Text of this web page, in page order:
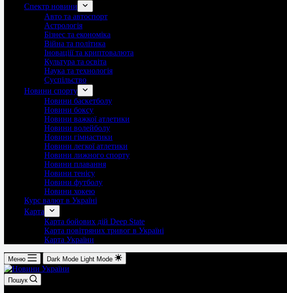
Спектр новини
Авто та автоспорт
Астрологія
Бізнес та економіка
Війна та політика
Іноваціії та криптовалюта
Культура та освіта
Наука та технологія
Суспільство
Новини спорту
Новини баскетболу
Новини боксу
Новини важкої атлетики
Новини волейболу
Новини гімнастики
Новини легкої атлетики
Новини лижного спорту
Новини плавання
Новини тенісу
Новини футболу
Новини хокею
Курс валют в Україні
Карта
Карта бойових дій Deep State
Карта повітряних тривог в Україні
Карта України
Меню Dark Mode Light Mode
Пошук